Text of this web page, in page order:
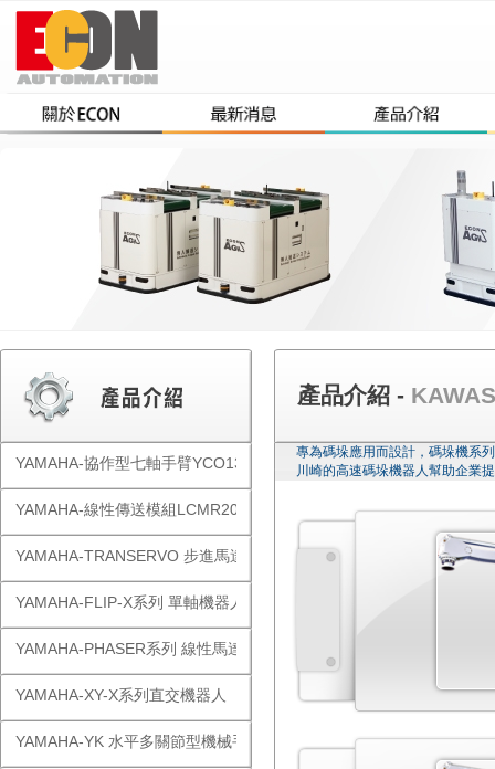
YAMAHA-協作型七軸手臂YCO1300
YAMAHA-線性傳送模組LCMR200
YAMAHA-TRANSERVO 步進馬達單軸
YAMAHA-FLIP-X系列 單軸機器人
YAMAHA-PHASER系列 線性馬達
YAMAHA-XY-X系列直交機器人
YAMAHA-YK 水平多關節型機械手
產品介紹 -
專為碼垛應用而設計，碼垛機系
川崎的高速碼垛機器人幫助企業